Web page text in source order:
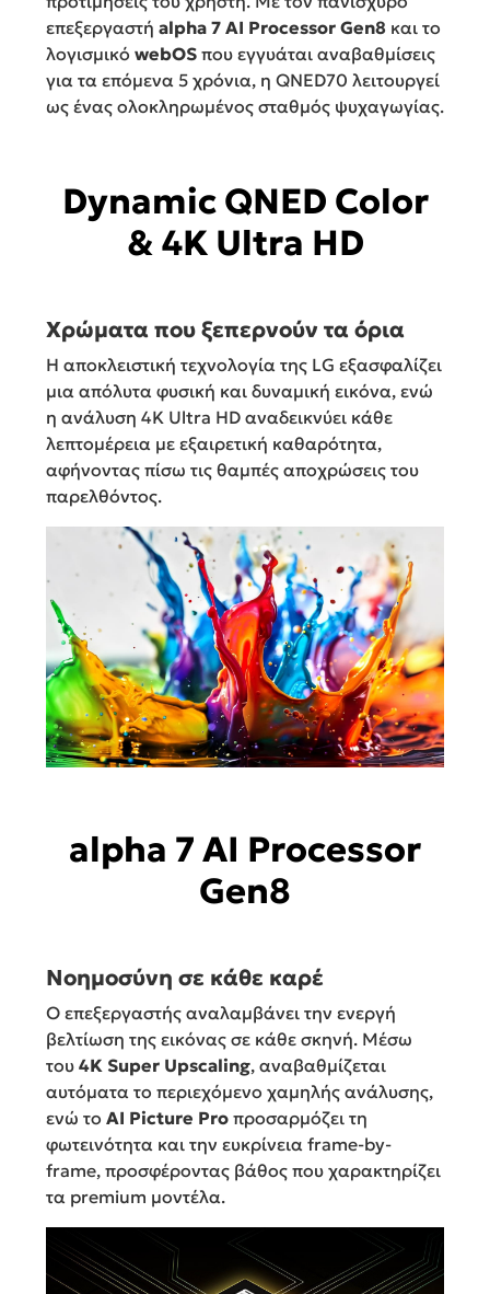
επεξεργαστή alpha 7 AI Processor Gen8 και το
λογισμικό webOS που εγγυάται αναβαθμίσεις
για τα επόμενα 5 χρόνια, η QNED70 λειτουργεί
ως ένας ολοκληρωμένος σταθμός ψυχαγωγίας.
Dynamic QNED Color
& 4K Ultra HD
Χρώματα που ξεπερνούν τα όρια
Η αποκλειστική τεχνολογία της LG εξασφαλίζει
μια απόλυτα φυσική και δυναμική εικόνα, ενώ
η ανάλυση 4K Ultra HD αναδεικνύει κάθε
λεπτομέρεια με εξαιρετική καθαρότητα,
αφήνοντας πίσω τις θαμπές αποχρώσεις του
παρελθόντος.
alpha 7 AI Processor
Gen8
Νοημοσύνη σε κάθε καρέ
Ο επεξεργαστής αναλαμβάνει την ενεργή
βελτίωση της εικόνας σε κάθε σκηνή. Μέσω
του 4K Super Upscaling, αναβαθμίζεται
αυτόματα το περιεχόμενο χαμηλής ανάλυσης,
ενώ το AI Picture Pro προσαρμόζει τη
φωτεινότητα και την ευκρίνεια frame-by-
frame, προσφέροντας βάθος που χαρακτηρίζει
τα premium μοντέλα.